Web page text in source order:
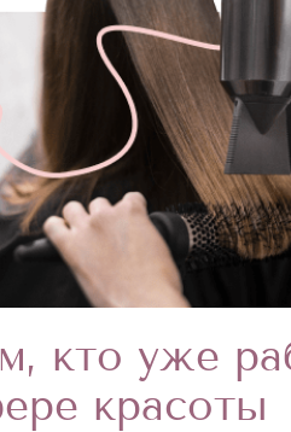
кто уже
красоты